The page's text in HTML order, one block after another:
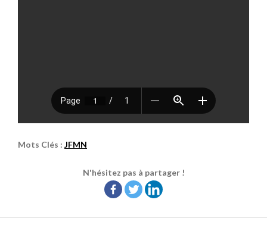
Mots Clés : JFMN
N'hésitez pas à partager !